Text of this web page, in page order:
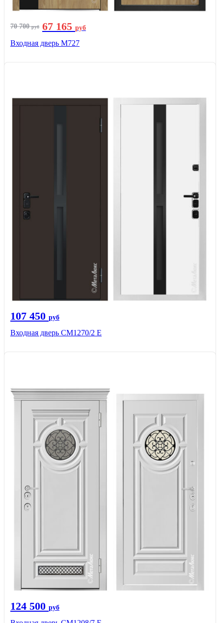
70 700руб 67 165 руб
Входная дверь М727
107 450 руб
Входная дверь CМ1270/2 Е
124 500 руб